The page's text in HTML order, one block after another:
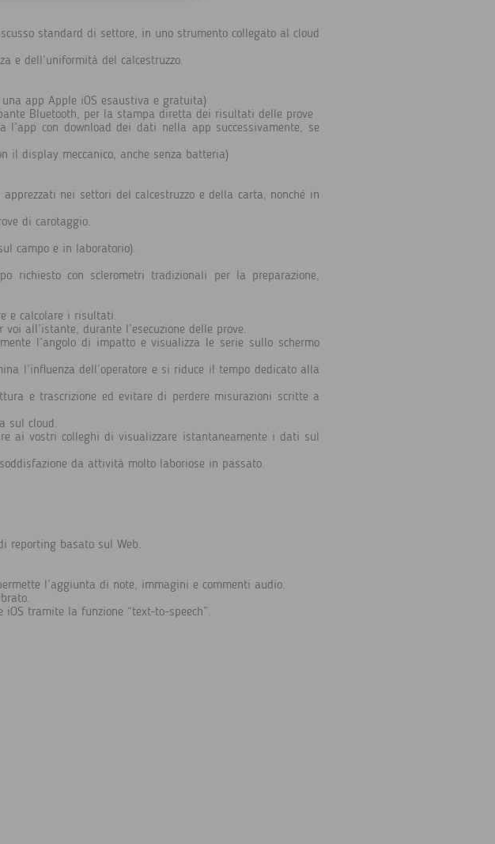
standard di settore, in uno strumento collegato al cloud
e dell’uniformità del calcestruzzo.
app Apple iOS esaustiva e gratuita)
Bluetooth, per la stampa diretta dei risultati delle prove
con download dei dati nella app successivamente, se
il display meccanico, anche senza batteria)
nei settori del calcestruzzo e della carta, nonché in
di carotaggio.
campo e in laboratorio).
richiesto con sclerometri tradizionali per la preparazione,
e calcolare i risultati.
all’istante, durante l’esecuzione delle prove.
l’angolo di impatto e visualizza le serie sullo schermo
l’influenza dell’operatore e si riduce il tempo dedicato alla
e trascrizione ed evitare di perdere misurazioni scritte a
sul cloud.
ai vostri colleghi di visualizzare istantaneamente i dati sul
da attività molto laboriose in passato.
reporting basato sul Web.
l’aggiunta di note, immagini e commenti audio.
tramite la funzione “text-to-speech”.